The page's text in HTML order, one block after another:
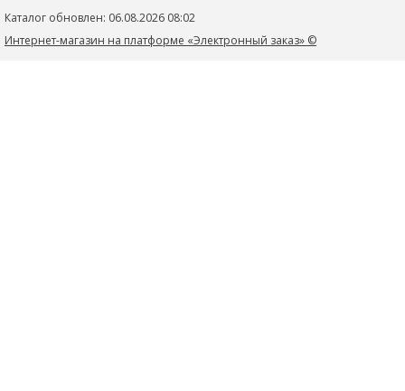
Введите код с картинки:
Контакты
Политика конфиденциальности
Пензенская обл., г. Пензаул Литвинова 20
Каталог обновлен: 06.08.2026 08:02
Интернет-магазин на платформе «Электронный заказ» ©